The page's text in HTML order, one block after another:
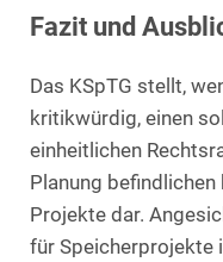
Fazit und
Das KSpTG stellt,
kritikwürdig, einen
einheitlichen
Planung befindlichen
Projekte dar.
für Speicherprojekte